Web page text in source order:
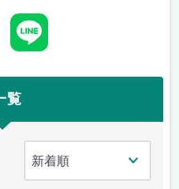
覧